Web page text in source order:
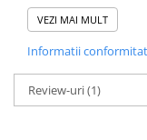
Sigur, această
preparată cu lapte
Ciocolata pudră
conține 10 pungi.
VEZI MAI MULT
Informatii
Review-uri(1)